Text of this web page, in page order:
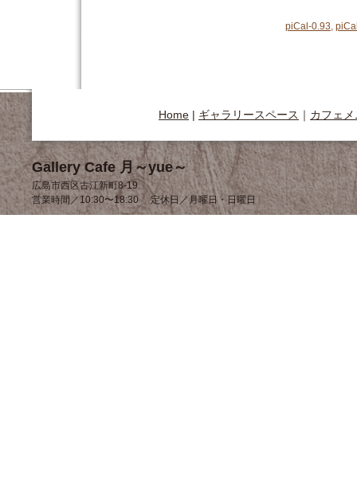
piCal-0.93,
Home | ギャラリースペース ｜ カフェ
Gallery Cafe 月～yue～
広島市西区古江新町8-19
営業時間／10:30〜18:30 定休日／月曜日・日曜日